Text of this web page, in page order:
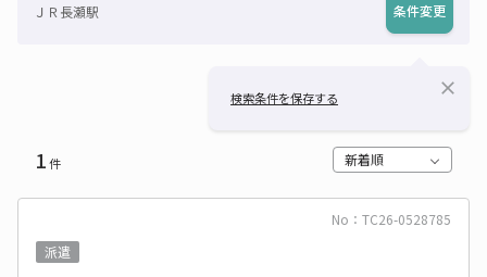
ＪＲ長瀬駅 条件変更
検索条件を保存する close
1件 新着順
No：TC26-0528785
派遣